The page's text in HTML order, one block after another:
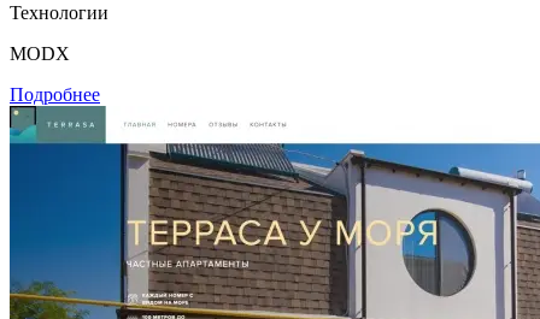
Технологии
MODX
Подробнее